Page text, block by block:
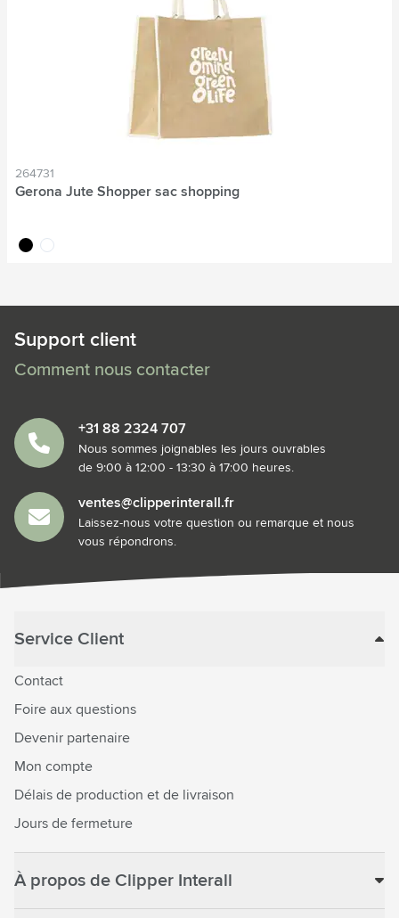
264731
Gerona Jute Shopper sac shopping
noir naturel
Support client
Comment nous contacter
+31 88 2324 707
Nous sommes joignables les jours ouvrables
de 9:00 à 12:00 - 13:30 à 17:00 heures.
ventes@clipperinterall.fr
Laissez-nous votre question ou remarque et nous
vous répondrons.
Service Client
Contact
Foire aux questions
Devenir partenaire
Mon compte
Délais de production et de livraison
Jours de fermeture
À propos de Clipper Interall